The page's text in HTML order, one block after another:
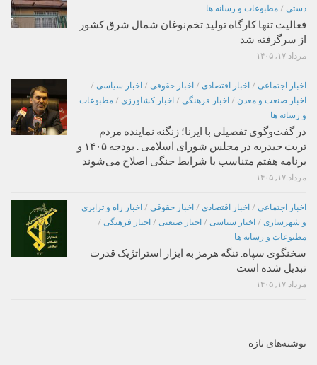
دستی / مطبوعات و رسانه ها
فعالیت تنها کارگاه تولید تخم‌نوغان شمال شرق کشور
از سرگرفته شد
مرداد ۱۷, ۱۴۰۵
اخبار اجتماعی / اخبار اقتصادی / اخبار حقوقی / اخبار سیاسی /
اخبار صنعت و معدن / اخبار فرهنگی / اخبار کشاورزی / مطبوعات
و رسانه ها
در گفت‌وگوی تفصیلی با ایرنا؛ زنگنه نماینده مردم
تربت حیدریه در مجلس شورای اسلامی : بودجه ۱۴۰۵ و
برنامه هفتم متناسب با شرایط جنگی اصلاح می‌شوند
مرداد ۱۷, ۱۴۰۵
اخبار اجتماعی / اخبار اقتصادی / اخبار حقوقی / اخبار راه و ترابری
و شهرسازی / اخبار سیاسی / اخبار صنعتی / اخبار فرهنگی /
مطبوعات و رسانه ها
سخنگوی سپاه: تنگه هرمز به ابزار استراتژیک قدرت
تبدیل شده است
مرداد ۱۷, ۱۴۰۵
نوشته‌های تازه